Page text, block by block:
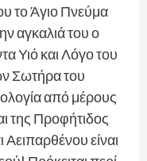
το Άγιο Πνεύμα
αγκαλιά του ο
Υιό και Λόγο του
Σωτήρα του
από μέρους
της Προφήτιδος
Αειπαρθένου είναι